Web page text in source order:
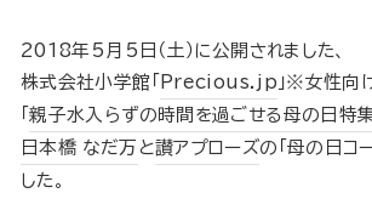
2018年5月5日（土）に公開されました、
株式会社小学館「 Precious.jp 」※女性向
「親子水入らずの時間を過ごせる母の日特
日本橋 なだ万 と讃アプローズの「母の日コ
した。